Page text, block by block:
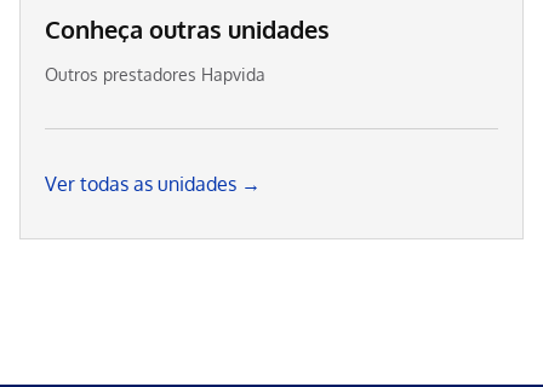
Conheça outras unidades
Outros prestadores Hapvida
Ver todas as unidades →